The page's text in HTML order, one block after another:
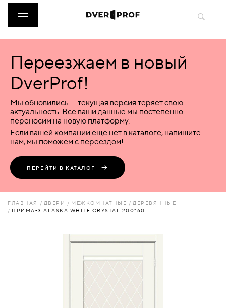
ДВЕРИ
ФУРНИТУРА
ВОРОТА
ПЕРЕГОРОДКИ
Переезжаем в новый
DverProf!
Мы обновились — текущая версия теряет свою
актуальность. Все ваши данные мы постепенно
переносим на новую платформу.
Если вашей компании еще нет в каталоге, напишите
нам, мы поможем с переездом!
ПЕРЕЙТИ В КАТАЛОГ
ГЛАВНАЯ ДВЕРИ МЕЖКОМНАТНЫЕ
ДЕРЕВЯННЫЕ
ПРИМА-3 ALASKA WHITE СRYSTAL 200*60